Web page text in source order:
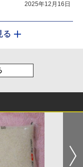
2025年12月16日
る